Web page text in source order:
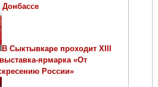
В Сыктывкаре проходит ХIII
ярмарка «От
России»